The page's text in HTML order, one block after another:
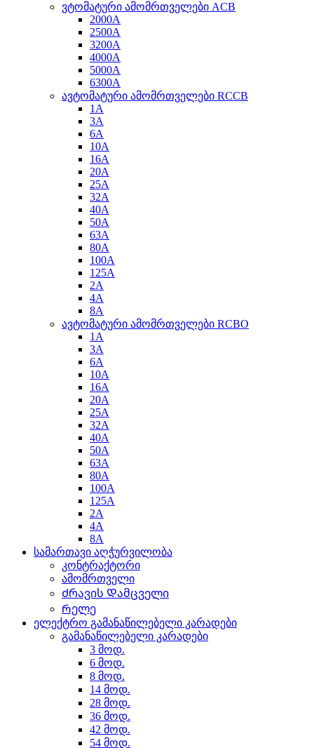
ვტომატური ამომრთველები ACB
2000A
2500A
3200A
4000A
5000A
6300A
ავტომატური ამომრთველები RCCB
1A
3A
6A
10A
16A
20A
25A
32A
40A
50A
63A
80A
100A
125A
2A
4A
8A
ავტომატური ამომრთველები RCBO
1A
3A
6A
10A
16A
20A
25A
32A
40A
50A
63A
80A
100A
125A
2A
4A
8A
სამართავი აღჭურვილობა
კონტრაქტორი
ამომრთველი
Ძრავის Დამცველი
Რელე
ელექტრო გამანაწილებელი კარადები
გამანაწილებელი კარადები
3 მოდ.
6 მოდ.
8 მოდ.
14 მოდ.
28 მოდ.
36 მოდ.
42 მოდ.
54 მოდ.